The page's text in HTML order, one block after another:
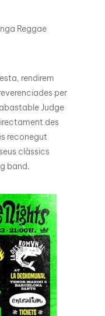
Reggae
rendirem
per
Judge
des
reconegut
clàssics
band.